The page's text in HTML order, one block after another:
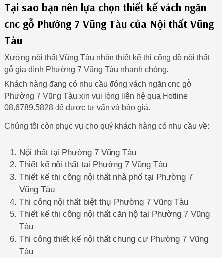
Tại sao bạn nên lựa chọn thiết kế vách ngăn
cnc gỗ Phường 7 Vũng Tàu của Nội thất Vũng
Tàu
Xưởng nội thất Vũng Tàu nhận thiết kế thi công đồ nội thất
gỗ gia đình Phường 7 Vũng Tàu nhanh chóng.
Khách hàng đang có nhu cầu đóng vách ngăn cnc gỗ
Phường 7 Vũng Tàu xin vui lòng liên hệ qua Hotline
08.6789.5828 để được tư vấn và báo giá.
Chúng tôi còn phục vụ cho quý khách hàng có nhu cầu về:
Nội thất tại Phường 7 Vũng Tàu
Thiết kế nội thất tại Phường 7 Vũng Tàu
Thiết kế thi công nội thất nhà phố tại Phường 7
Vũng Tàu
Thi công nội thất biệt thự Phường 7 Vũng Tàu
Thiết kế thi công nội thất căn hộ tại Phường 7 Vũng
Tàu
Thi công thiết kế nội thất chung cư Phường 7 Vũng
Tàu